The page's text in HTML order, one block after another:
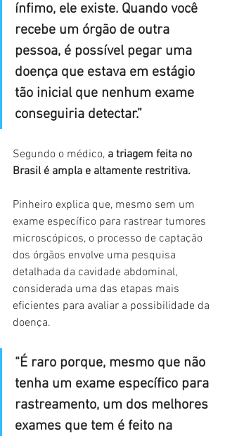
ínfimo, ele existe. Quando você
recebe um órgão de outra
pessoa, é possível pegar uma
doença que estava em estágio
tão inicial que nenhum exame
conseguiria detectar.”
Segundo o médico, a triagem feita no
Brasil é ampla e altamente restritiva.
Pinheiro explica que, mesmo sem um
exame específico para rastrear tumores
microscópicos, o processo de captação
dos órgãos envolve uma pesquisa
detalhada da cavidade abdominal,
considerada uma das etapas mais
eficientes para avaliar a possibilidade da
doença.
“É raro porque, mesmo que não
tenha um exame específico para
rastreamento, um dos melhores
exames que tem é feito na